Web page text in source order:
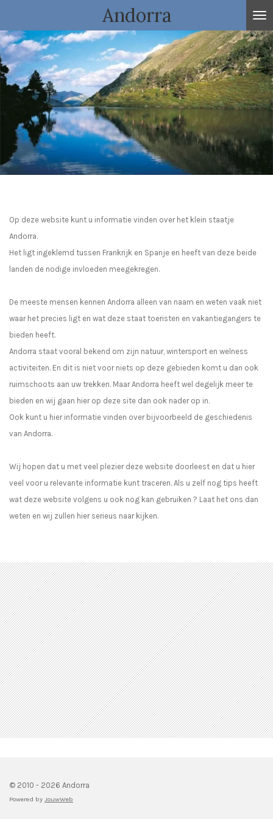
direct
naar
de
hoofdinhoud
Andorra
Op deze website kunt u informatie vinden over het klein staatje
Andorra.
Het ligt ingeklemd tussen Frankrijk en Spanje en heeft van deze beide
landen de nodige invloeden meegekregen.
De meeste mensen kennen Andorra alleen van naam en weten vaak niet
waar het precies ligt en wat deze staat toeristen en vakantiegangers te
bieden heeft.
Andorra staat vooral bekend om zijn natuur, wintersport en welness
activiteiten. En dit is niet voor niets op deze gebieden komt u dan ook
ruimschoots aan uw trekken. Maar Andorra heeft wel degelijk meer te
bieden en wij gaan hier op deze site dan ook nader op in.
Ook kunt u hier informatie vinden over bijvoorbeeld de geschiedenis
van Andorra.
Wij hopen dat u met veel plezier deze website doorleest en dat u hier
veel voor u relevante informatie kunt traceren. Als u zelf nog tips heeft
wat deze website volgens u ook nog kan gebruiken ? Laat het ons dan
weten en wij zullen hier serieus naar kijken.
© 2010 - 2026 Andorra
Powered by JouwWeb